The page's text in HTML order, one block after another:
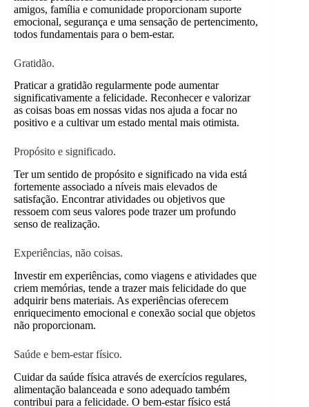
amigos, família e comunidade proporcionam suporte
emocional, segurança e uma sensação de pertencimento,
todos fundamentais para o bem-estar.
Gratidão.
Praticar a gratidão regularmente pode aumentar
significativamente a felicidade. Reconhecer e valorizar
as coisas boas em nossas vidas nos ajuda a focar no
positivo e a cultivar um estado mental mais otimista.
Propósito e significado.
Ter um sentido de propósito e significado na vida está
fortemente associado a níveis mais elevados de
satisfação. Encontrar atividades ou objetivos que
ressoem com seus valores pode trazer um profundo
senso de realização.
Experiências, não coisas.
Investir em experiências, como viagens e atividades que
criem memórias, tende a trazer mais felicidade do que
adquirir bens materiais. As experiências oferecem
enriquecimento emocional e conexão social que objetos
não proporcionam.
Saúde e bem-estar físico.
Cuidar da saúde física através de exercícios regulares,
alimentação balanceada e sono adequado também
contribui para a felicidade. O bem-estar físico está